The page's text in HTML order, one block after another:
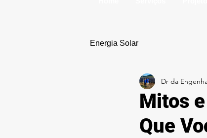
Energia Solar
Mitos
Que
Dr da